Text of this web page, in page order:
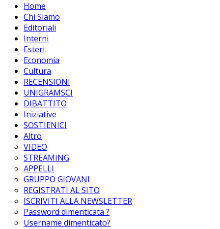
Home
Chi Siamo
Editoriali
Interni
Esteri
Economia
Cultura
RECENSIONI
UNIGRAMSCI
DIBATTITO
Iniziative
SOSTIENICI
Altro
VIDEO
STREAMING
APPELLI
GRUPPO GIOVANI
REGISTRATI AL SITO
ISCRIVITI ALLA NEWSLETTER
Password dimenticata ?
Username dimenticato?